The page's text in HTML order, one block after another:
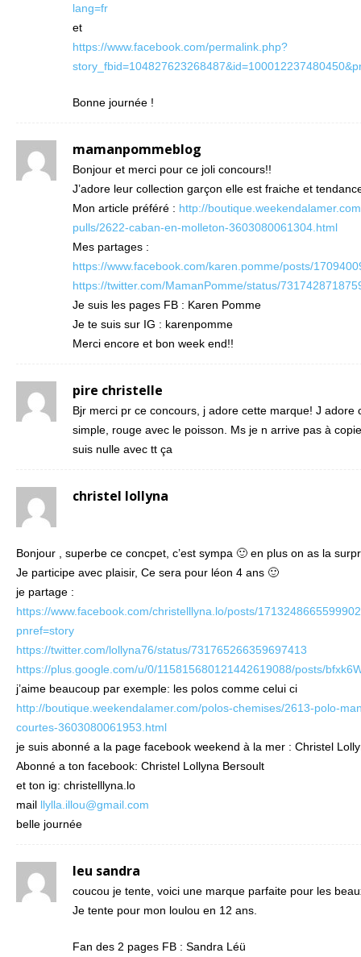
lang=fr
et
https://www.facebook.com/permalink.php?
Bonne journée !
mamanpommeblog
Bonjour et merci pour ce joli concours!!
J’adore leur collection garçon elle est fraiche et
Mon article préféré : http://
pulls/2622-caban-en-molleton-3603080061304.html
Mes partages :
https://www.facebook.com/karen.pomme/posts/
https://twitter.com/MamanPomme/status/
Je suis les pages FB : Karen Pomme
Je te suis sur IG : karenpomme
Merci encore et bon week end!!
pire christelle
Bjr merci pr ce concours, j adore cette marque! J adore
simple, rouge avec le poisson. Ms je n arrive pas à
suis nulle avec tt ça
christel lollyna
Bonjour , superbe ce concpet, c’est sympa 🙂 en plus on as la
Je participe avec plaisir, Ce sera pour léon 4 ans 🙂
je partage :
https://www.facebook.com/christelllyna.lo/posts/
pnref=story
https://twitter.com/lollyna76/status/731765266359697413
https://plus.google.com/u/0/115815680121442619088/posts/
j’aime beaucoup par exemple: les polos comme celui ci
http://boutique.weekendalamer.com/polos-chemises/2613-polo-
courtes-3603080061953.html
je suis abonné a la page facebook weekend à la mer : Christel
Abonné a ton facebook: Christel Lollyna Bersoult
et ton ig: christelllyna.lo
mail llylla.illou@gmail.com
belle journée
leu sandra
coucou je tente, voici une marque parfaite pour les
Je tente pour mon loulou en 12 ans.
Fan des 2 pages FB : Sandra Léü